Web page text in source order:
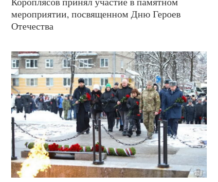
мероприятии, посвященном Дню Героев
Отечества